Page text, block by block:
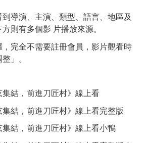
導演、主演、類型、語言、地區及
則有多個影 片播放來源。
完全不需要註冊會員，影片觀看時
」。
集結，前進刀匠村》線上看
集結，前進刀匠村》線上看完整版
集結，前進刀匠村》線上看小鴨